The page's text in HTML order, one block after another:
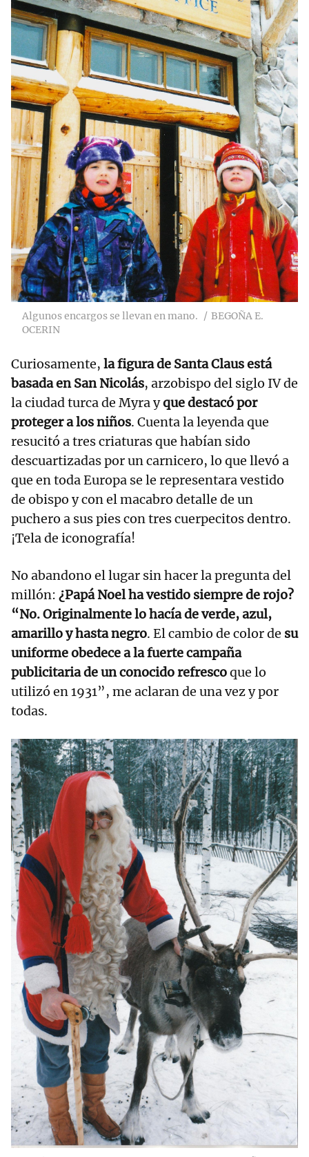
Algunos encargos se llevan en mano.
BEGOÑA E.
OCERIN
Curiosamente, la figura de Santa Claus está
basada en San Nicolás, arzobispo del siglo IV de
la ciudad turca de Myra yque destacó por
proteger a los niños. Cuenta la leyenda que
resucitó a tres criaturas que habían sido
descuartizadas por un carnicero, lo que llevó a
que en toda Europa se le representara vestido
de obispo y con el macabro detalle de un
puchero a sus pies con tres cuerpecitos dentro.
¡Tela de iconografía!
No abandono el lugar sin hacer la pregunta del
millón: ¿Papá Noel ha vestido siempre de rojo?
“No. Originalmente lo hacía de verde, azul,
amarillo y hasta negro. El cambio de color de su
uniforme obedece a la fuerte campaña
publicitaria de un conocido refrescoque lo
utilizó en 1931”, me aclaran de una vez y por
todas.